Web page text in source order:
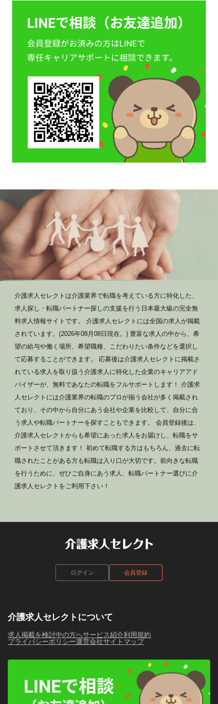
介護求人セレクトは介護業界で転職を考えている方に特化した、
求人探し・転職パートナー探しの支援を行う日本最大級の完全無
料求人情報サイトです。 介護求人セレクトには全国の求人が掲載
されています。(2026年08月08日現在。) 豊富な求人の中から、希
望の給与や働く場所、希望職種、こだわりたい条件などを選択し
て応募することができます。 応募後は介護求人セレクトに掲載さ
れている求人を取り扱う介護求人に特化した企業のキャリアアド
バイザーが、無料であなたの転職をフルサポートします！ 介護求
人セレクトには介護業界の転職のプロが揃う会社が多く掲載され
ており、その中から自分にあう会社や企業を比較して、自分に合
う求人や転職パートナーを探すこともできます。 会員登録後は、
介護求人セレクトからも希望にあった求人をお届けし、転職をサ
ポートさせて頂きます！ 初めて転職する方はもちろん、過去に転
職されたことがある方も転職は入り口が大切です。前向きな転職
を行うために、ぜひご自身にあう求人、転職パートナー選びに介
護求人セレクトをご利用下さい！
ログイン 会員登録
介護求人セレクトについて
求人掲載を検討中の方へサービス紹介利用規約
プライバシーポリシー運営会社サイトマップ